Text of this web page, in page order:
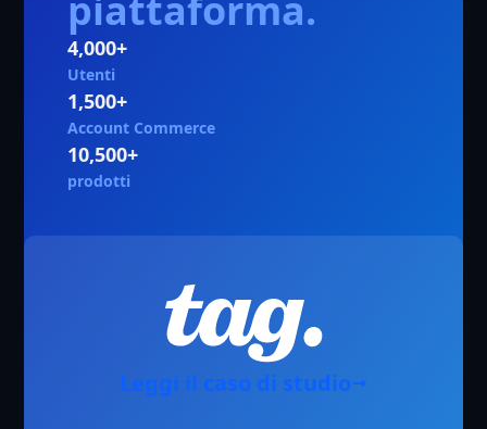
4,000+
Utenti
1,500+
Account Commerce
10,500+
prodotti
Leggi il caso di studio